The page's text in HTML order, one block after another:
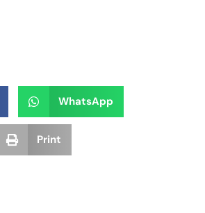
WhatsApp
Print